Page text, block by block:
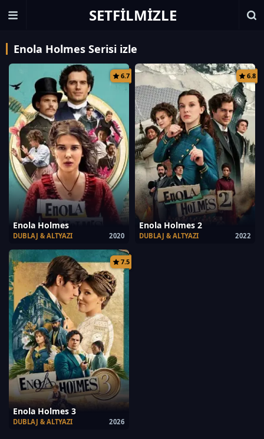
SETFILMIZLE
Enola Holmes Serisi izle
6.7
Enola Holmes
2020
DUBLAJ & ALTYAZI
6.8
Enola Holmes 2
2022
DUBLAJ & ALTYAZI
7.5
Enola Holmes 3
2026
DUBLAJ & ALTYAZI